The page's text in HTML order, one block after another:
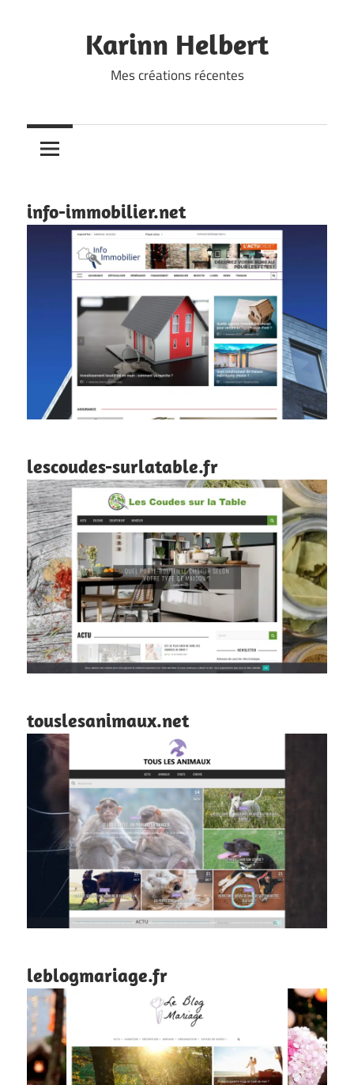
Karinn Helbert
Mes créations récentes
info-immobilier.net
lescoudes-surlatable.fr
touslesanimaux.net
leblogmariage.fr